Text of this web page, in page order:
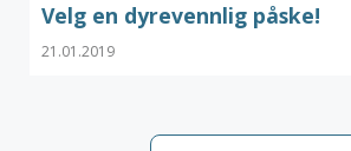
Velg en dyrevennlig påske!
21.01.2019